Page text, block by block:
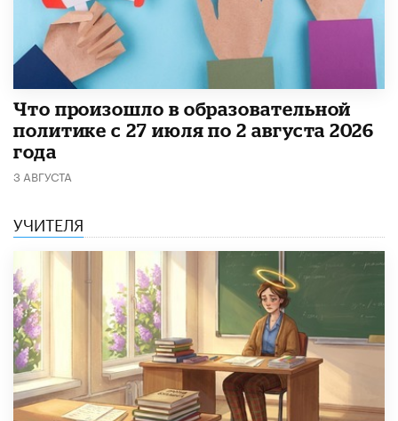
​Что произошло в образовательной
политике с 27 июля по 2 августа 2026
года
3 АВГУСТА
УЧИТЕЛЯ